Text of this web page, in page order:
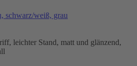
schwarz/weiß, grau
leichter Stand, matt und glänzend,